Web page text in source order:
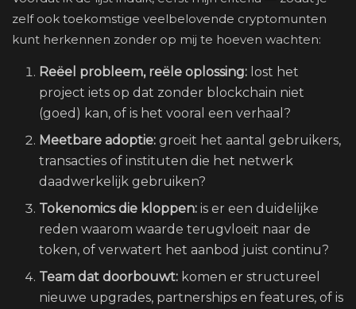
zelf ook toekomstige veelbelovende cryptomunten
kunt herkennen zonder op mij te hoeven wachten:
Reëel probleem, reële oplossing: lost het
project iets op dat zonder blockchain niet
(goed) kan, of is het vooral een verhaal?
Meetbare adoptie: groeit het aantal gebruikers,
transacties of instituten die het netwerk
daadwerkelijk gebruiken?
Tokenomics die kloppen: is er een duidelijke
reden waarom waarde terugvloeit naar de
token, of verwatert het aanbod juist continu?
Team dat doorbouwt: komen er structureel
nieuwe upgrades, partnerships en features, of is